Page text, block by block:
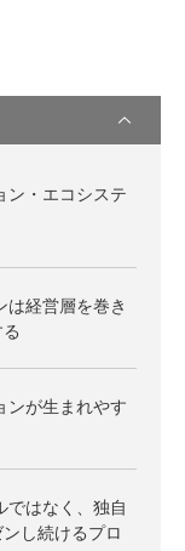
ン・エコシステ
は経営層を巻き
ンが生まれやす
ではなく、独自
し続けるプロ